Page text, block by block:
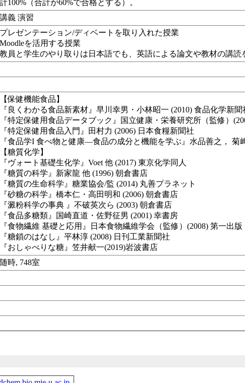
計100%（合計が60%で合格とする）。
講義 演習
プレゼンテーション/ディベートを取り入れた授業
Moodleを活用する授業
教員と学生のやり取りは日本語でも、英語による論文や教材の講読
【保健機能食品】
『良くわかる食品新素材』早川幸男・小林昭一 (2010) 食品化学新聞
『特定保健用食品データブック』国立健康・栄養研究所（監修）
『特定保健用食品入門』田村力 (2006) 日本食糧新聞社
『食品学I 食べ物と健康―食品の成分と機能を学ぶ』水品善之， 菊
【糖質化学】
『ヴォート基礎生化学』Voet 他 (2017) 東京化学同人
『糖質の科学』新家龍 他 (1996) 朝倉書店
『糖質の生命科学』糖業協会/監 (2014) 丸善プラネット
『砂糖の科学』橋本仁・高田明和 (2006) 朝倉書店
『澱粉科学の事典 』不破英次ら (2003) 朝倉書店
『食品多糖類』国崎直道・佐野征男 (2001) 幸書房
『食物繊維 基礎と応用』日本食物繊維学会（監修）(2008) 第一出版
『糖鎖のはなし』平林淳 (2008) 日刊工業新聞社
『おしゃべりな糖』笠井献一(2019)岩波書店
随時, 748室